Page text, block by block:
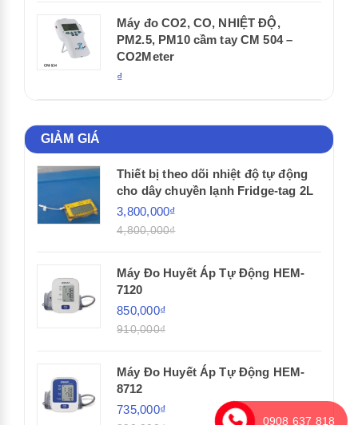
Máy đo CO2, CO, NHIỆT ĐỘ,
PM2.5, PM10 cầm tay CM 504 –
CO2Meter
₫
GIẢM GIÁ
Thiết bị theo dõi nhiệt độ tự động
cho dây chuyền lạnh Fridge-tag 2L
3,800,000₫
4,800,000₫
Máy Đo Huyết Áp Tự Động HEM-
7120
850,000₫
910,000₫
Máy Đo Huyết Áp Tự Động HEM-
8712
735,000₫
0908 637 818